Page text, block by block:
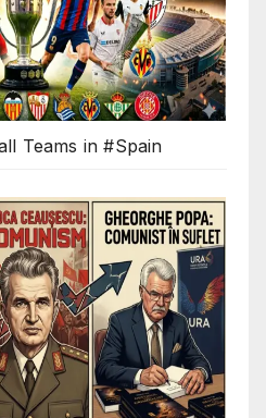
Teams in #Spain